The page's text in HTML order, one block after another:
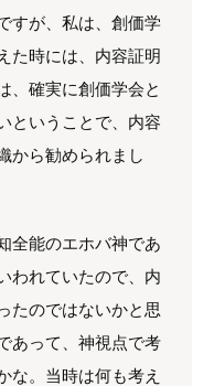
すが、私は、創価学
た時には、内容証明
、確実に創価学会と
ということで、内容
から勧められまし
全能のエホバ神であ
われていたので、内
たのではないかと思
あって、神視点で考
な。当時は何も考え